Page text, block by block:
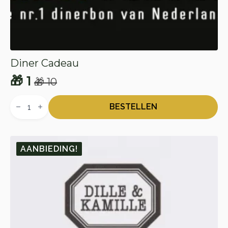
Diner Cadeau
🎁10
Oorspronkelijke
prijs
🎁 1
Huidige
prijs
Cadeau
BESTELLEN
AANBIEDING!